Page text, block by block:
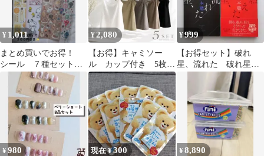
¥ 1,011
まとめ買いでお得！
シール ７種セット
B バラ売り不可 未
¥2,080
【お得】キャミソー
ル カップ付き 5枚セ
ット ブラトップ チ
ューブトップ
¥999
【お得セット】破れ
星、流れた 破れ星、
燃えた 倉本聰 自伝的
エッセイ 北の国から
¥980 現在 ¥300 ¥8,890